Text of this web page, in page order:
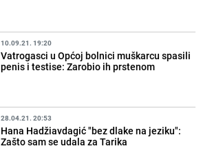
10.09.21. 19:20
Vatrogasci u Općoj bolnici muškarcu spasili
penis i testise: Zarobio ih prstenom
28.04.21. 20:53
Hana Hadžiavdagić "bez dlake na jeziku":
Zašto sam se udala za Tarika